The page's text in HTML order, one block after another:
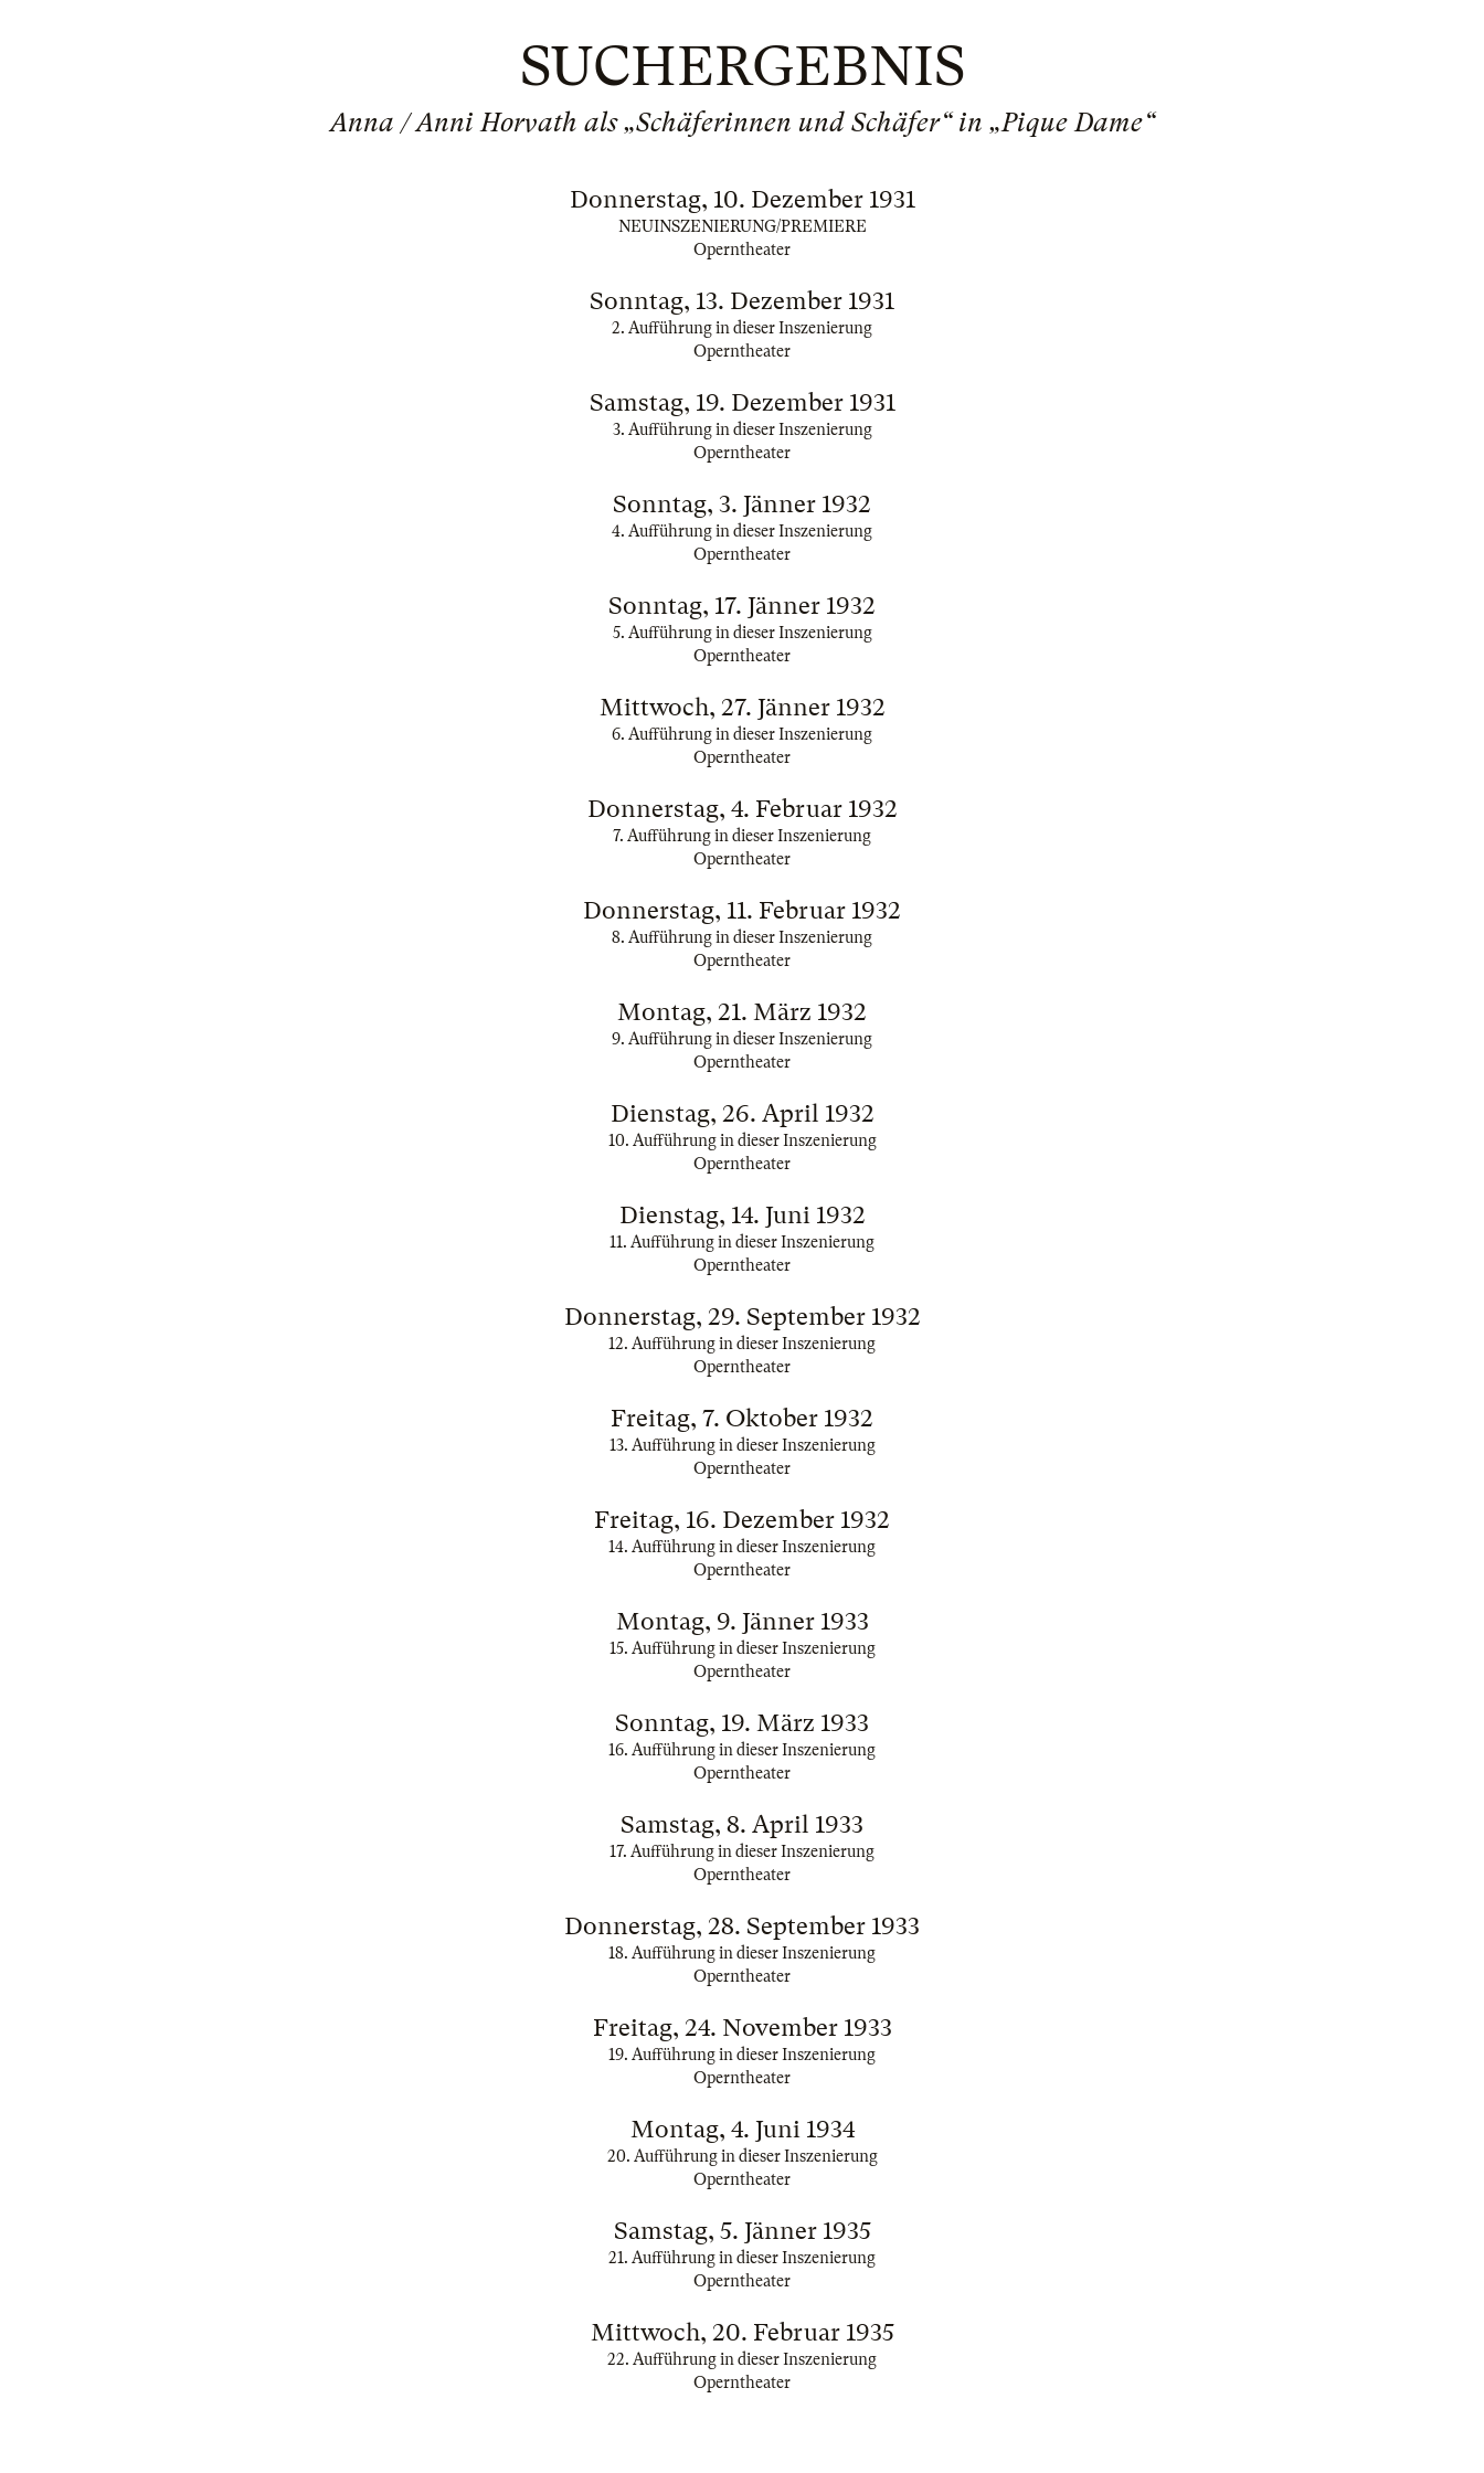
SUCHERGEBNIS
Anna / Anni Horvath als „Schäferinnen und Schäfer“ in „Pique Dame“
Donnerstag, 10. Dezember 1931
NEUINSZENIERUNG/PREMIERE
Operntheater
Sonntag, 13. Dezember 1931
2. Aufführung in dieser Inszenierung
Operntheater
Samstag, 19. Dezember 1931
3. Aufführung in dieser Inszenierung
Operntheater
Sonntag, 3. Jänner 1932
4. Aufführung in dieser Inszenierung
Operntheater
Sonntag, 17. Jänner 1932
5. Aufführung in dieser Inszenierung
Operntheater
Mittwoch, 27. Jänner 1932
6. Aufführung in dieser Inszenierung
Operntheater
Donnerstag, 4. Februar 1932
7. Aufführung in dieser Inszenierung
Operntheater
Donnerstag, 11. Februar 1932
8. Aufführung in dieser Inszenierung
Operntheater
Montag, 21. März 1932
9. Aufführung in dieser Inszenierung
Operntheater
Dienstag, 26. April 1932
10. Aufführung in dieser Inszenierung
Operntheater
Dienstag, 14. Juni 1932
11. Aufführung in dieser Inszenierung
Operntheater
Donnerstag, 29. September 1932
12. Aufführung in dieser Inszenierung
Operntheater
Freitag, 7. Oktober 1932
13. Aufführung in dieser Inszenierung
Operntheater
Freitag, 16. Dezember 1932
14. Aufführung in dieser Inszenierung
Operntheater
Montag, 9. Jänner 1933
15. Aufführung in dieser Inszenierung
Operntheater
Sonntag, 19. März 1933
16. Aufführung in dieser Inszenierung
Operntheater
Samstag, 8. April 1933
17. Aufführung in dieser Inszenierung
Operntheater
Donnerstag, 28. September 1933
18. Aufführung in dieser Inszenierung
Operntheater
Freitag, 24. November 1933
19. Aufführung in dieser Inszenierung
Operntheater
Montag, 4. Juni 1934
20. Aufführung in dieser Inszenierung
Operntheater
Samstag, 5. Jänner 1935
21. Aufführung in dieser Inszenierung
Operntheater
Mittwoch, 20. Februar 1935
22. Aufführung in dieser Inszenierung
Operntheater